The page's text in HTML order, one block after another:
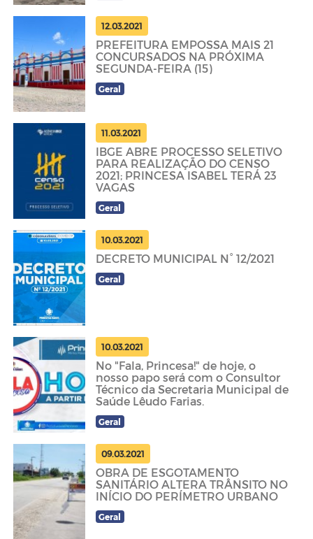
12.03.2021
PREFEITURA EMPOSSA MAIS 21
CONCURSADOS NA PRÓXIMA
SEGUNDA-FEIRA (15)
Geral
11.03.2021
IBGE ABRE PROCESSO SELETIVO
PARA REALIZAÇÃO DO CENSO
2021; PRINCESA ISABEL TERÁ 23
VAGAS
Geral
10.03.2021
DECRETO MUNICIPAL N° 12/2021
Geral
10.03.2021
No "Fala, Princesa!" de hoje, o
nosso papo será com o Consultor
Técnico da Secretaria Municipal de
Saúde Lêudo Farias.
Geral
09.03.2021
OBRA DE ESGOTAMENTO
SANITÁRIO ALTERA TRÂNSITO NO
INÍCIO DO PERÍMETRO URBANO
Geral